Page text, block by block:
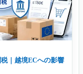
｜越境ECへの影響